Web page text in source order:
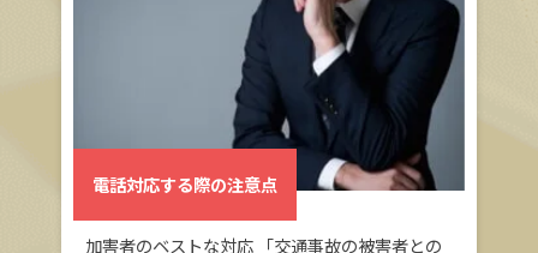
電話対応する際の注意点
加害者のベストな対応 「交通事故の被害者との